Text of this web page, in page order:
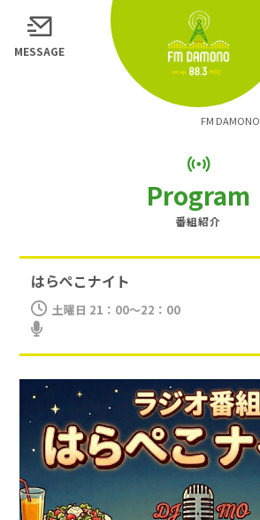
MESSAGE
FM DAMONO
Program
番組紹介
はらぺこナイト
土曜日 21：00～22：00